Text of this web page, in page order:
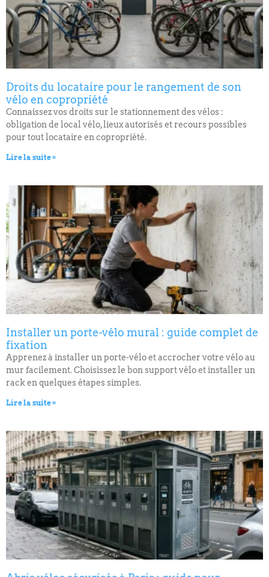
Droits du locataire pour le rangement de son
vélo en copropriété
Connaissez vos droits sur le stationnement des vélos :
obligation de local vélo, lieux autorisés et recours possibles
pour tout locataire en copropriété.
Lire la suite »
Installer un porte-vélo mural : guide complet de
fixation
Apprenez à installer un porte-vélo et accrocher votre vélo au
mur facilement. Choisissez le bon support vélo et installer un
rack en quelques étapes simples.
Lire la suite »